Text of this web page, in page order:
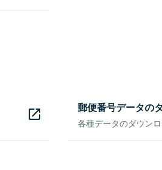
郵便番号データの
各種データのダウン